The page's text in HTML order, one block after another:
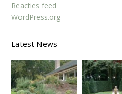
Reacties feed
WordPress.org
Latest News